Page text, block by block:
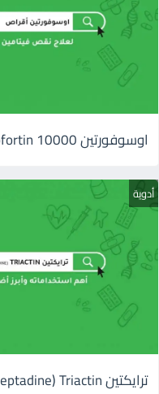
اوسوفورتين 10000 Ossofortin | فيتامين د أقراص
أدوية
ترايكتين Cyproheptadine) Triactin) فاتح للشهية لزيادة الوزن